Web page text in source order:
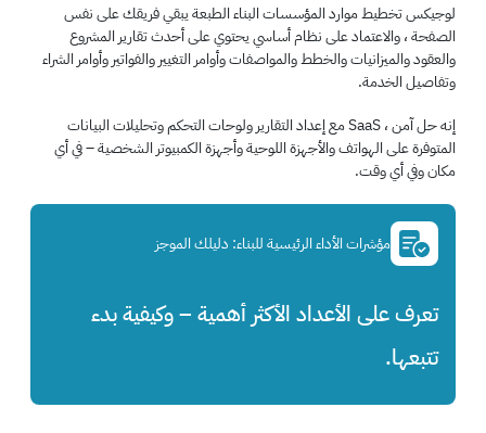
لوجيكس تخطيط موارد المؤسسات البناء الطبعة يبقي فريقك على نفس
الصفحة ، والاعتماد على نظام أساسي يحتوي على أحدث تقارير المشروع
والعقود والميزانيات والخطط والمواصفات وأوامر التغيير والفواتير وأوامر الشراء
وتفاصيل الخدمة.
إنه حل آمن ، SaaS مع إعداد التقارير ولوحات التحكم وتحليلات البيانات
المتوفرة على الهواتف والأجهزة اللوحية وأجهزة الكمبيوتر الشخصية – في أي
مكان وفي أي وقت.
مؤشرات الأداء الرئيسية للبناء: دليلك الموجز
تعرف على الأعداد الأكثر أهمية – وكيفية بدء
تتبعها.